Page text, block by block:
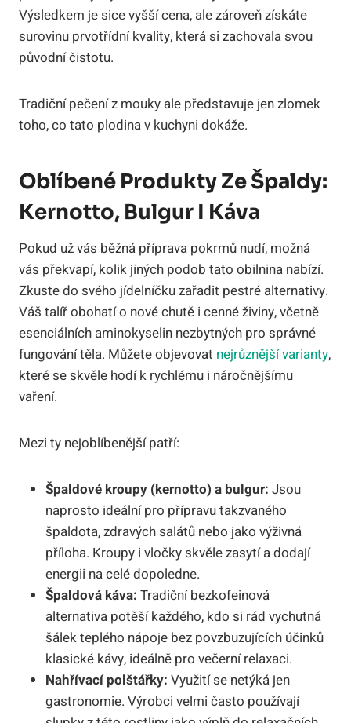
Výsledkem je sice vyšší cena, ale zároveň získáte
surovinu prvotřídní kvality, která si zachovala svou
původní čistotu.
Tradiční pečení z mouky ale představuje jen zlomek
toho, co tato plodina v kuchyni dokáže.
Oblíbené Produkty Ze Špaldy:
Kernotto, Bulgur I Káva
Pokud už vás běžná příprava pokrmů nudí, možná
vás překvapí, kolik jiných podob tato obilnina nabízí.
Zkuste do svého jídelníčku zařadit pestré alternativy.
Váš talíř obohatí o nové chutě i cenné živiny, včetně
esenciálních aminokyselin nezbytných pro správné
fungování těla. Můžete objevovat nejrůznější varianty,
které se skvěle hodí k rychlému i náročnějšímu
vaření.
Mezi ty nejoblíbenější patří:
Špaldové kroupy (kernotto) a bulgur: Jsou
naprosto ideální pro přípravu takzvaného
špaldota, zdravých salátů nebo jako výživná
příloha. Kroupy i vločky skvěle zasytí a dodají
energii na celé dopoledne.
Špaldová káva: Tradiční bezkofeinová
alternativa potěší každého, kdo si rád vychutná
šálek teplého nápoje bez povzbuzujících účinků
klasické kávy, ideálně pro večerní relaxaci.
Nahřívací polštářky: Využití se netýká jen
gastronomie. Výrobci velmi často používají